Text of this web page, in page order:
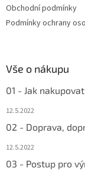
Obchodní podmínky
Podmínky ochrany
Vše o nákupu
01 - Jak nakupovat
12.5.2022
02 - Doprava,
12.5.2022
03 - Postup pro